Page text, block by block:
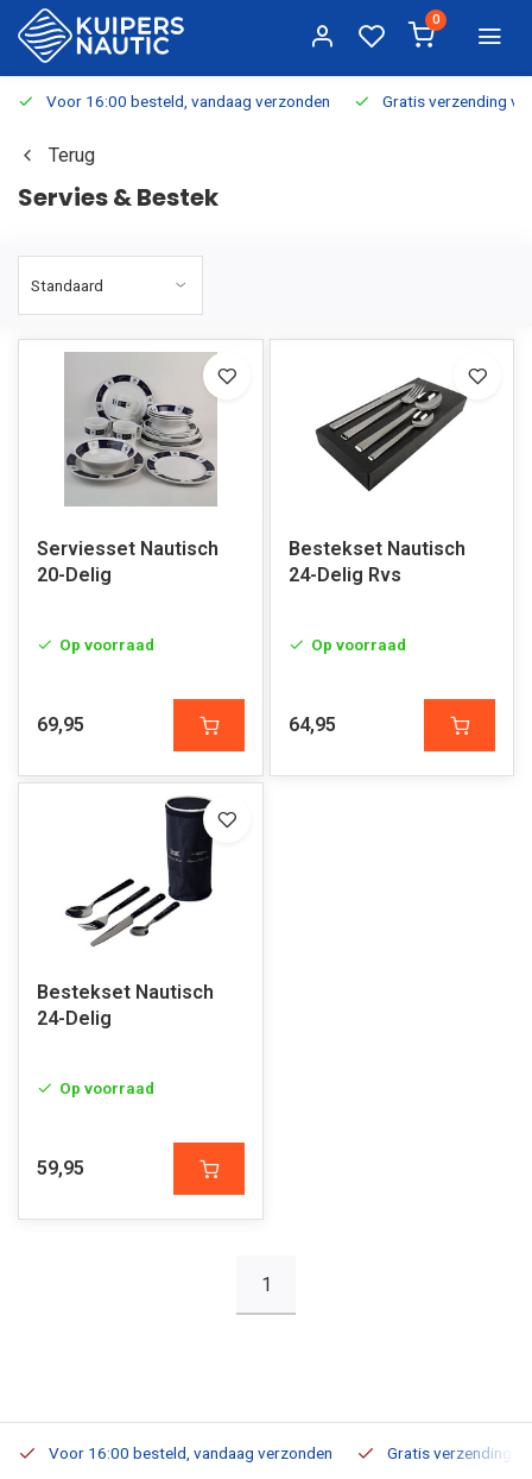
0
Voor 16:00 besteld, vandaag verzonden Gratis verzending
Terug
Servies & Bestek
Serviesset Nautisch
20-Delig
Op voorraad
69,95
Bestekset Nautisch
24-Delig Rvs
Op voorraad
64,95
Bestekset Nautisch
24-Delig
Op voorraad
59,95
1
Voor 16:00 besteld, vandaag verzonden Gratis verzending